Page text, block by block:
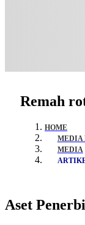
Remah
HOME
MEDIA
MEDIA
Aset